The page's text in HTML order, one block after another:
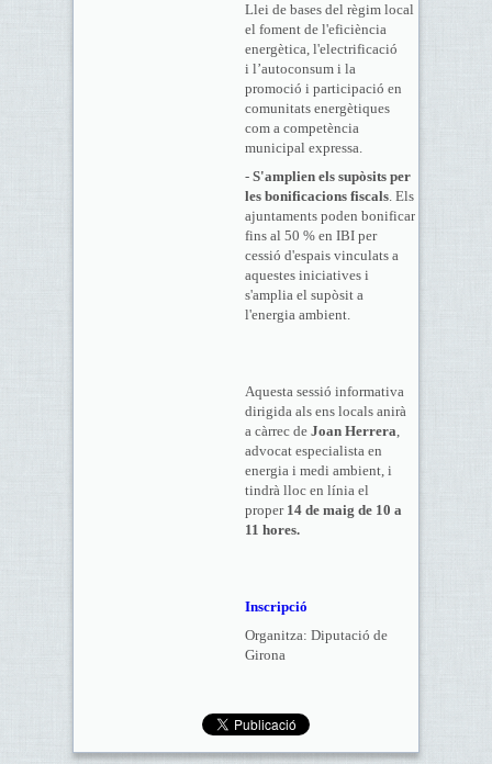
Llei de bases del règim local
el foment de l'eficiència
energètica, l'electrificació
i l’autoconsum i la
promoció i participació en
comunitats energètiques
com a competència
municipal expressa.
- S'amplien els supòsits per
les bonificacions fiscals. Els
ajuntaments poden bonificar
fins al 50 % en IBI per
cessió d'espais vinculats a
aquestes iniciatives i
s'amplia el supòsit a
l'energia ambient.
Aquesta sessió informativa
dirigida als ens locals anirà
a càrrec de Joan Herrera,
advocat especialista en
energia i medi ambient, i
tindrà lloc en línia el
proper 14 de maig de 10 a
11 hores.
Inscripció
Organitza: Diputació de
Girona